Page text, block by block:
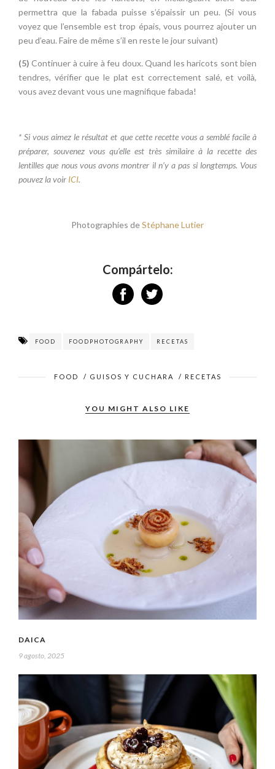
permettra que la fabada puisse s’épaissir un peu. (Si vous
voyez que l’ensemble est trop épais, vous pourrez ajouter un
peu d’eau. Faire de même s’il en reste le jour suivant)
(5)Continuer à cuire à feu doux. Quand les haricots sont bien
tendres, vérifier que le plat est correctement salé, et voilà,
vous avez devant vous une magnifique fabada!
* Si vous aimez le résultat et que cette recette vous a semblé facile à
préparer, souvenez vous qu’elle est très similaire à la recette des
lentilles que nous vous avons montrer il n’y a pas si longtemps. Vous
pouvez la voir ICI.
Photographies deStéphane Lutier
Compártelo:
FOOD FOODPHOTOGRAPHY RECETAS
FOOD / GUISOS Y CUCHARA / RECETAS
YOU MIGHT ALSO LIKE
DAICA
9 agosto, 2025